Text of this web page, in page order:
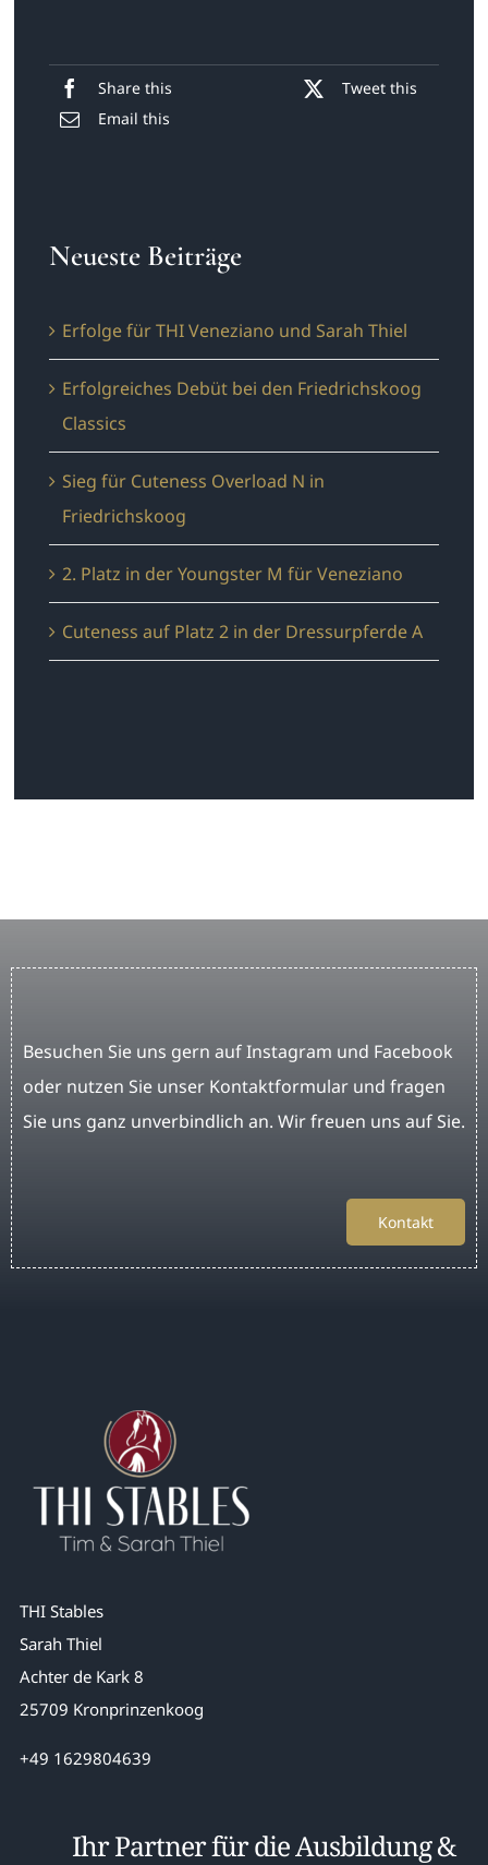
Share this
Tweet this
Email this
Neueste Beiträge
Erfolge für THI Veneziano und Sarah Thiel
Erfolgreiches Debüt bei den Friedrichskoog
Classics
Sieg für Cuteness Overload N in
Friedrichskoog
2. Platz in der Youngster M für Veneziano
Cuteness auf Platz 2 in der Dressurpferde A
Besuchen Sie uns gern auf Instagram und Facebook
oder nutzen Sie unser Kontaktformular und fragen
Sie uns ganz unverbindlich an. Wir freuen uns auf Sie.
Kontakt
THI Stables
Sarah Thiel
Achter de Kark 8
25709 Kronprinzenkoog
+49 1629804639
Ihr Partner für die Ausbildung &